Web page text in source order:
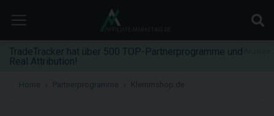
TradeTracker hat über 500 TOP-Partnerprogramme und
Real Attribution!
Home Partnerprogramme